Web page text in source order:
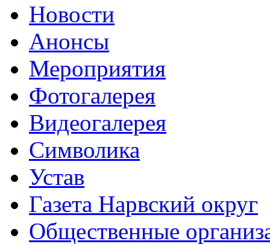
Новости
Анонсы
Мероприятия
Фотогалерея
Видеогалерея
Символика
Устав
Газета Нарвский округ
Общественные